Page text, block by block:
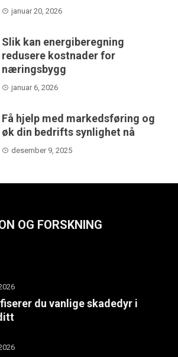
januar 20, 2026
Slik kan energiberegning
redusere kostnader for
næringsbygg
januar 6, 2026
Få hjelp med markedsføring og
øk din bedrifts synlighet nå
desember 9, 2025
OG FORSKNING
du vanlige skadedyr i